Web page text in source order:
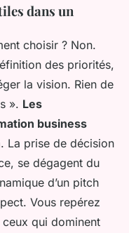
dans un
choisir ? Non.
des priorités,
la vision. Rien de
». Les
business
. La prise de décision
se dégagent du
d’un pitch
Vous repérez
qui dominent